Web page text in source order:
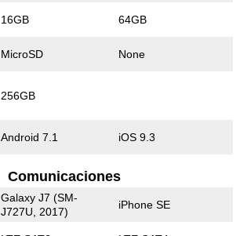
16GB 64GB
MicroSD None
256GB
Android 7.1 iOS 9.3
Comunicaciones
Galaxy J7 (SM-
J727U, 2017)
iPhone SE